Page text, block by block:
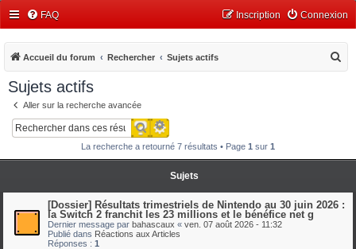
FAQ Connexion
Inscription
Accueil du forum Rechercher Sujets actifs
e
Sujets actifs
Aller sur la recherche avancée
Rechercher
Recherche avancée
La recherche a retourné 7 résultats • Page 1 sur 1
Sujets
[Dossier] Résultats trimestriels de Nintendo au 30 juin 2026 :
la Switch 2 franchit les 23 millions et le bénéfice net g
Dernier message par bahascaux « ven. 07 août 2026 - 11:32
Publié dans Réactions aux Articles
Réponses : 1